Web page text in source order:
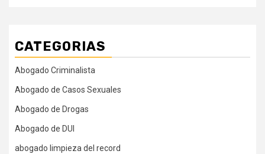
CATEGORIAS
Abogado Criminalista
Abogado de Casos Sexuales
Abogado de Drogas
Abogado de DUI
abogado limpieza del record